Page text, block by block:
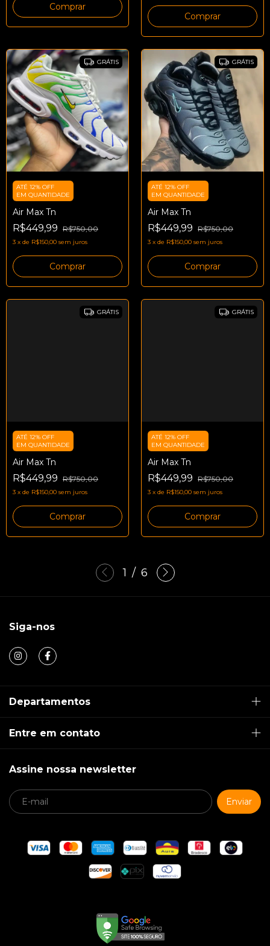
Comprar
Comprar
GRÁTIS
ATÉ 12% OFF
EM QUANTIDADE
Air Max Tn
R$449,99 R$750,00
3 x de R$150,00 sem juros
Comprar
GRÁTIS
ATÉ 12% OFF
EM QUANTIDADE
Air Max Tn
R$449,99 R$750,00
3 x de R$150,00 sem juros
Comprar
GRÁTIS
ATÉ 12% OFF
EM QUANTIDADE
Air Max Tn
R$449,99 R$750,00
3 x de R$150,00 sem juros
Comprar
GRÁTIS
ATÉ 12% OFF
EM QUANTIDADE
Air Max Tn
R$449,99 R$750,00
3 x de R$150,00 sem juros
Comprar
1 / 6
Siga-nos
Departamentos
Entre em contato
Assine nossa newsletter